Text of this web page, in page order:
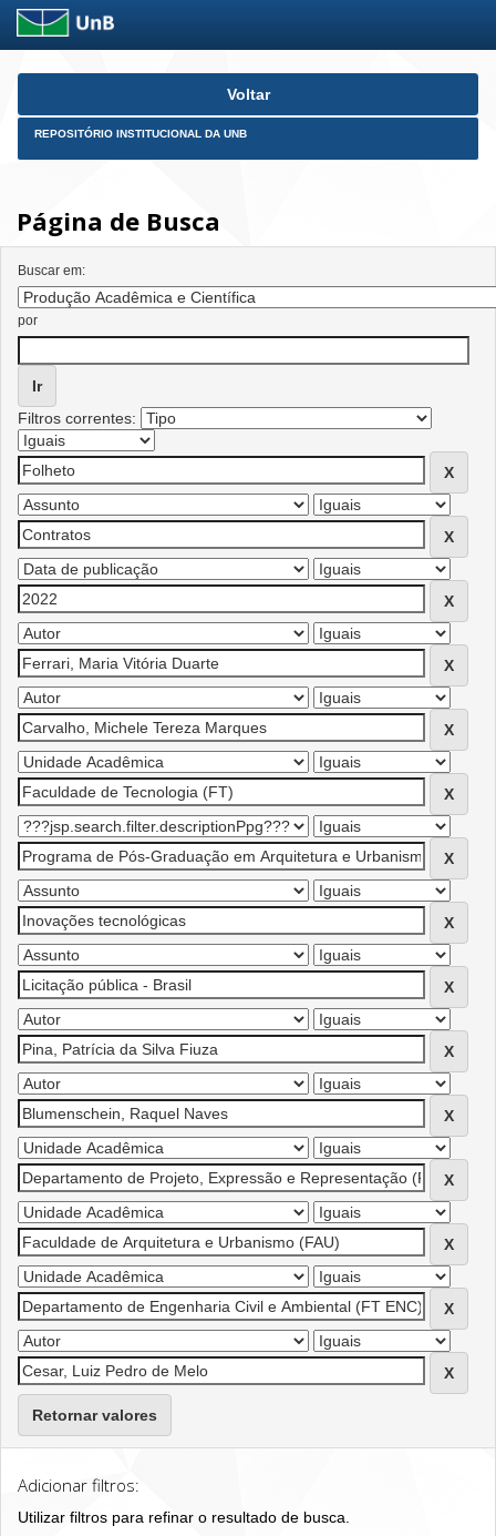
Skip
Voltar
REPOSITÓRIO INSTITUCIONAL DA UNB
Página de Busca
Buscar em:
por
Filtros correntes:
Retornar valores
Adicionar filtros:
Utilizar filtros para refinar o resultado de busca.